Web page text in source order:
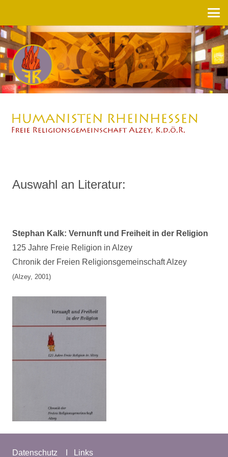
Auswahl an Literatur:
Stephan Kalk: Vernunft und Freiheit in der Religion
125 Jahre Freie Religion in Alzey
Chronik der Freien Religionsgemeinschaft Alzey
(Alzey, 2001)
Datenschutz I Links